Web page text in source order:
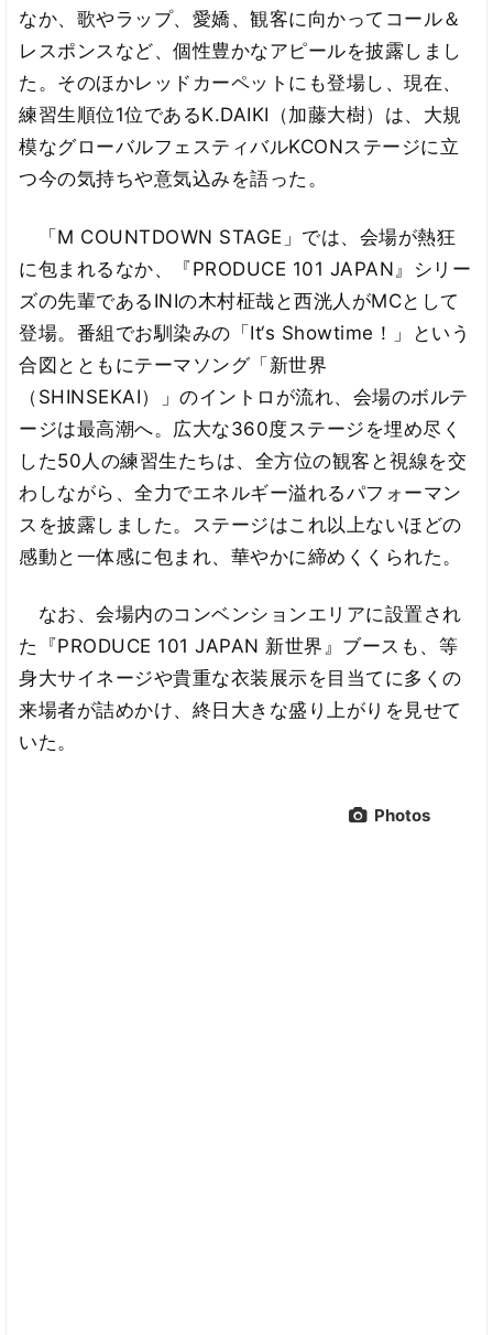
なか、歌やラップ、愛嬌、観客に向かってコール＆
レスポンスなど、個性豊かなアピールを披露しまし
た。そのほかレッドカーペットにも登場し、現在、
練習生順位1位であるK.DAIKI（加藤大樹）は、大規
模なグローバルフェスティバルKCONステージに立
つ今の気持ちや意気込みを語った。
「M COUNTDOWN STAGE」では、会場が熱狂
に包まれるなか、『PRODUCE 101 JAPAN』シリー
ズの先輩であるINIの木村柾哉と西洸人がMCとして
登場。番組でお馴染みの「It‘s Showtime！」という
合図とともにテーマソング「新世界
（SHINSEKAI）」のイントロが流れ、会場のボルテ
ージは最高潮へ。広大な360度ステージを埋め尽く
した50人の練習生たちは、全方位の観客と視線を交
わしながら、全力でエネルギー溢れるパフォーマン
スを披露しました。ステージはこれ以上ないほどの
感動と一体感に包まれ、華やかに締めくくられた。
なお、会場内のコンベンションエリアに設置され
た『PRODUCE 101 JAPAN 新世界』ブースも、等
身大サイネージや貴重な衣装展示を目当てに多くの
来場者が詰めかけ、終日大きな盛り上がりを見せて
いた。
Photos